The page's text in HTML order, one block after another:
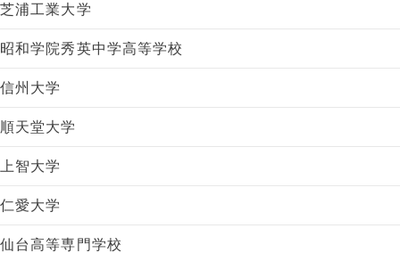
芝浦工業大学
昭和学院秀英中学高等学校
信州大学
順天堂大学
上智大学
仁愛大学
仙台高等専門学校